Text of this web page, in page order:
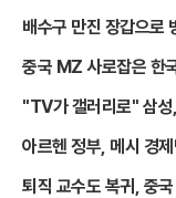
배수구 만진 장갑으로
중국 MZ 사로잡은 한
"TV가 갤러리로" 삼성
아르헨 정부, 메시 경
퇴직 교수도 복귀, 중